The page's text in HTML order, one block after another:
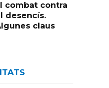
combat contra
desencís.
claus